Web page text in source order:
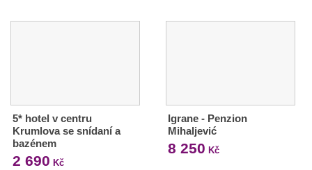
5* hotel v centru
Krumlova se snídaní a
bazénem
2 690 Kč
Igrane - Penzion
Mihaljević
8 250 Kč